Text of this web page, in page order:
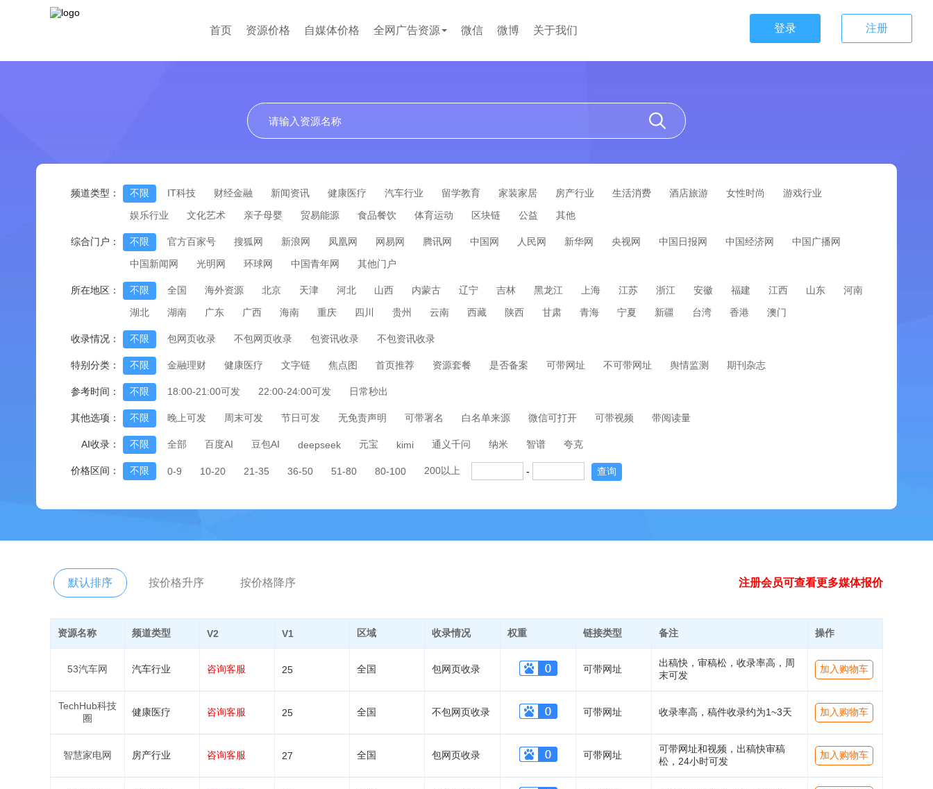
首页 资源价格 自媒体价格 全网广告资源
小红书 文案代写
企业问答 百度百科
微信 微博 关于我们 登录 注册
频道类型： 不限 IT科技 财经金融 新闻资讯 健康医疗 汽车行业 留学教育 家装家居 房产行业 生活消费 酒店旅游 女性时尚
游戏行业
娱乐行业
文化艺术 亲子母婴 贸易能源 食品餐饮 体育运动 区块链 公益 其他
综合门户： 不限 官方百家号 搜狐网 新浪网 凤凰网 网易网 腾讯网 中国网 人民网 新华网 央视网 中国日报网 中国经济网
中国广播网
中国新闻网
光明网 环球网 中国青年网 其他门户
所在地区： 不限 全国 海外资源 北京 天津 河北 山西 内蒙古 辽宁 吉林 黑龙江 上海 江苏 浙江 安徽 福建 江西 山东
河南
湖北
湖南 广东 广西 海南 重庆 四川 贵州 云南 西藏 陕西 甘肃 青海 宁夏 新疆 台湾 香港 澳门
收录情况： 不限 包网页收录 不包网页收录 包资讯收录 不包资讯收录
特别分类： 不限 金融理财 健康医疗 文字链 焦点图 首页推荐 资源套餐 是否备案 可带网址 不可带网址 舆情监测 期刊杂志
参考时间： 不限 18:00-21:00可发 22:00-24:00可发 日常秒出
其他选项： 不限 晚上可发 周末可发 节日可发 无免责声明 可带署名 白名单来源 微信可打开 可带视频 带阅读量
AI收录： 不限 全部 百度AI 豆包AI deepseek 元宝 kimi 通义千问 纳米 智谱 夸克
价格区间： 不限 0-9 10-20 21-35 36-50 51-80 80-100 200以上 - 查询
默认排序 按价格升序 按价格降序 注册会员可查看更多媒体报价
资源名称 频道类型 V2 V1 区域 收录情况 权重 链接类型 备注 操作
53汽车网 汽车行业 咨询客服 25 全国 包网页收录 可带网址
出稿快，审稿松，收录率高，周
末可发
加入购物车
TechHub科技
圈
健康医疗 咨询客服 25 全国 不包网页收录 可带网址 收录率高，稿件收录约为1~3天 加入购物车
智慧家电网 房产行业 咨询客服 27 全国 包网页收录 可带网址
可带网址和视频，出稿快审稿
松，24小时可发
加入购物车